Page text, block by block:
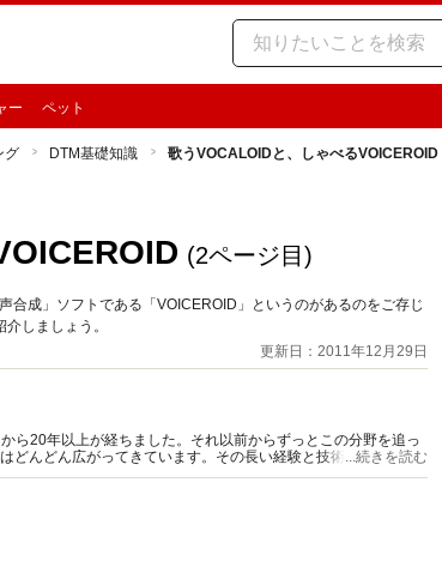
ー ペット
グ DTM基礎知識 歌うVOCALOIDと、しゃべるVOICEROID
(2ページ目)
合成」ソフトである「VOICEROID」というのがあるのをご存じ
しましょう。
更新日：2011年12月29日
ら20年以上が経ちました。それ以前からずっとこの分野を追っ
どんどん広がってきています。その長い経験と技術知識を元
りやすくお伝えしていきます。
...続きを読む